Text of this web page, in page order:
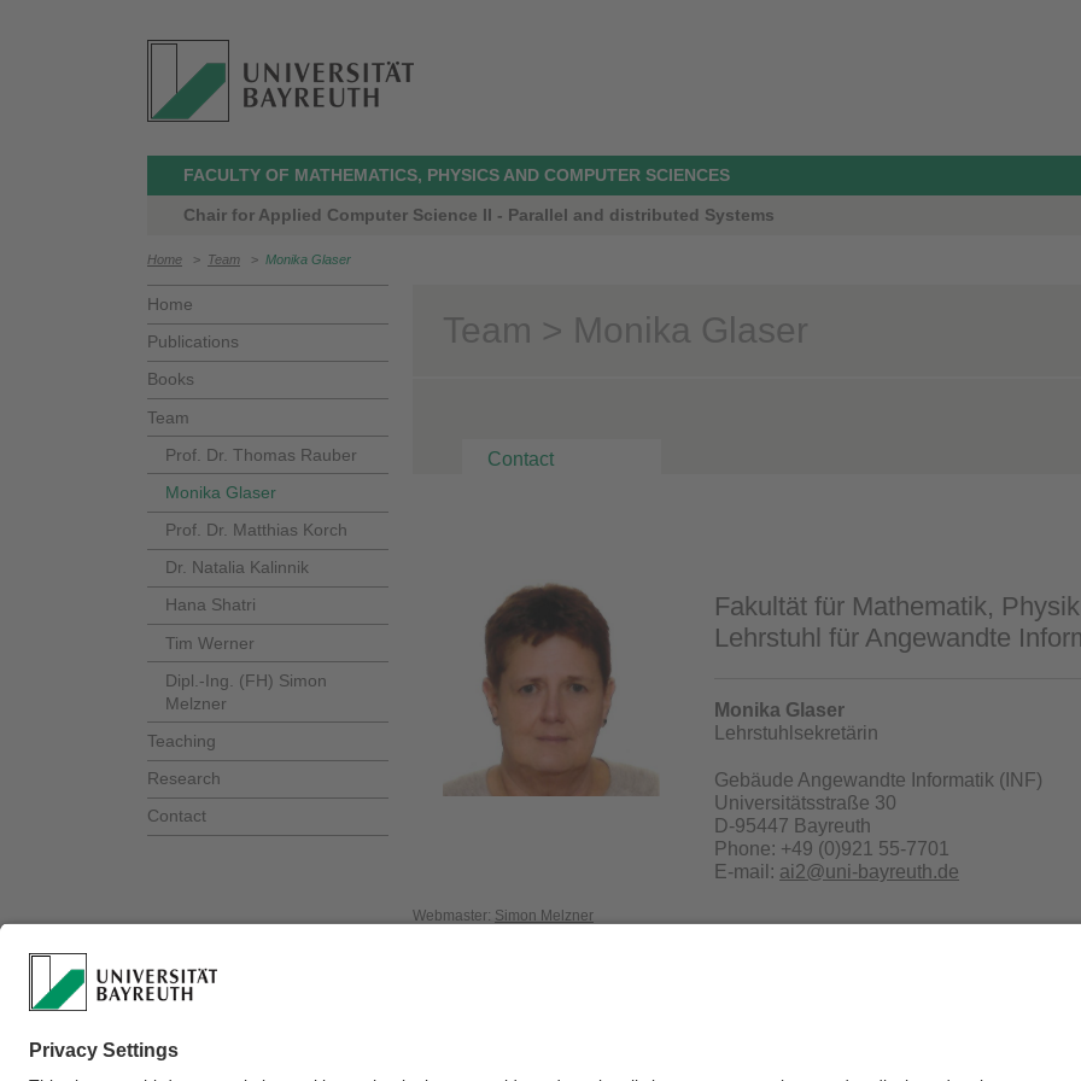
FACULTY OF MATHEMATICS, PHYSICS AND COMPUTER SCIENCES
Chair for Applied Computer Science II - Parallel and distributed Systems
Home > Team > Monika Glaser
Home
Publications
Books
Team
Prof. Dr. Thomas Rauber
Monika Glaser
Prof. Dr. Matthias Korch
Dr. Natalia Kalinnik
Hana Shatri
Tim Werner
Dipl.-Ing. (FH) Simon
Melzner
Teaching
Research
Contact
Team > Monika Glaser
Contact
Fakultät für Mathematik,
Lehrstuhl für Angewandte
Monika Glaser
Lehrstuhlsekretärin
Gebäude Angewandte Informatik (INF)
Universitätsstraße 30
D-95447 Bayreuth
Phone: +49 (0)921 55-7701
E-mail: ai2@uni-bayreuth.de
Webmaster: Simon Melzner